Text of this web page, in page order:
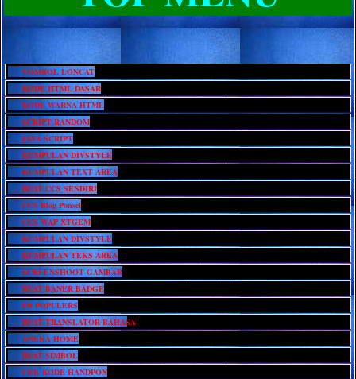
TOMBOL LONCAT
KODE HTML DASAR
KODE WARNA HTML
SCRIPT RANDOM
JAVA SCRIPT
KUMPULAN DIVSTYLE
KUMPULAN TEXT AREA
BUAT CCS SENDIRI
CCS Blog Ponsel
CCS WAP XTGEM
KUMPULAN DIVSTYLE
KUMPULAN TEKS AREA
SCREENSHOOT GAMBAR
BUAT BANER BADGE
FB POPULERS
BUAT TRANSLATOR BAHASA
ANEKA HOME
BUAT SIMBOL
CEK KODE HANDPON